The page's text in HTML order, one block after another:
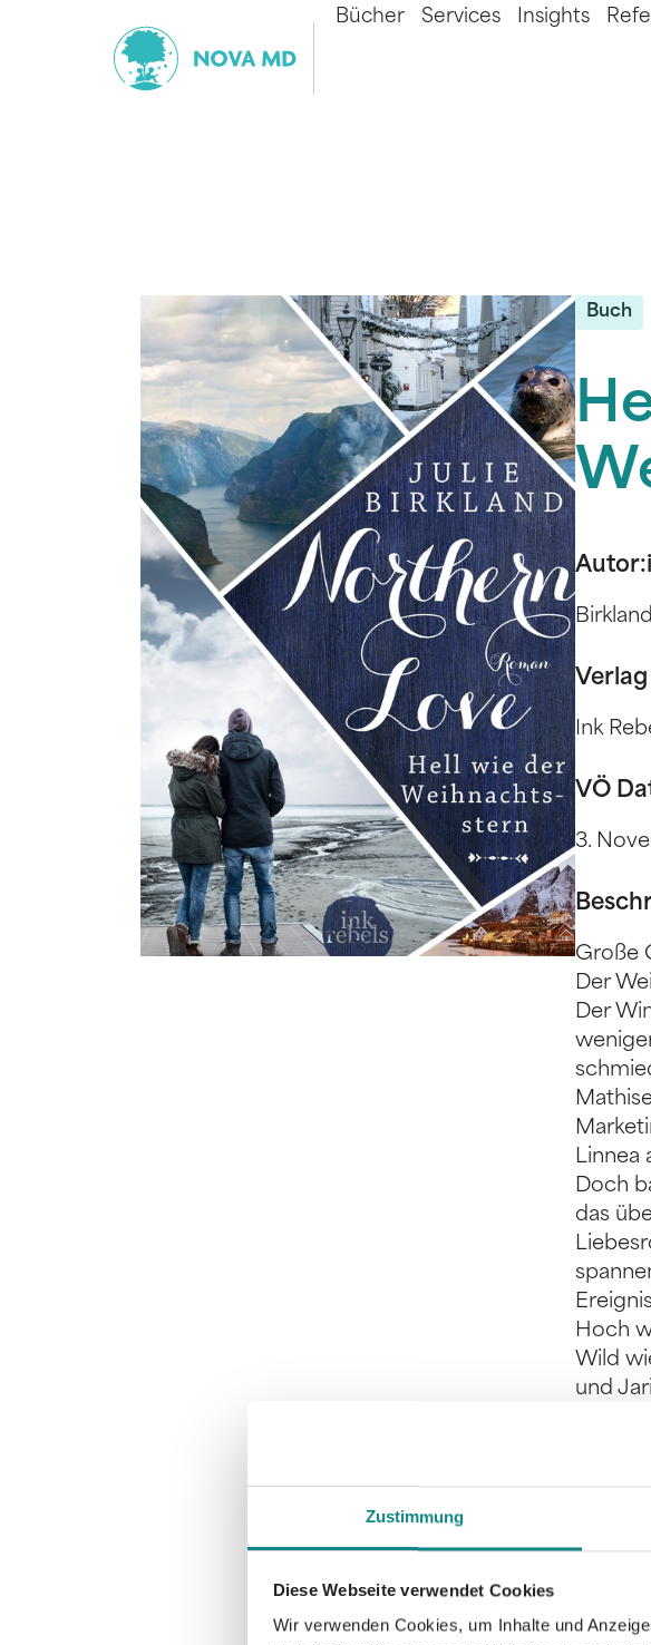
Zustimmung
Diese Webseite verwendet Cookies
Wir verwenden Cookies, um Inhalte und
Bücher Services Insights
Buch
Verlag
Ink
VÖ
3.
Große
Der
Der
Linnea
Doch
das
Hoch
Wild
und
als
fühlen
(Lena
direkt